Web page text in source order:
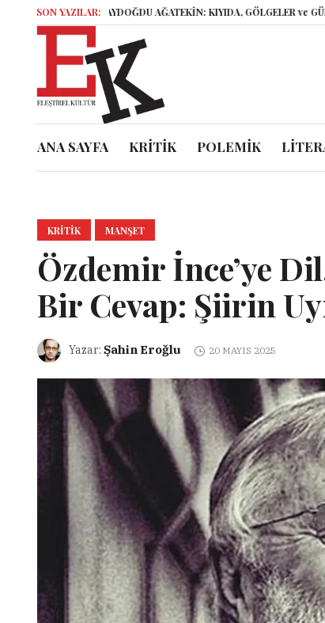
SON YAZILAR:
ELİF AYDOĞDU AĞATEKİN: KIYIDA, GÖLGELER ve GÜNLÜKLER
ANA SAYFA KRİTİK POLEMİK
KRITIK MANŞET
Özdemir İnce’ye
Bir Cevap: Şiirin
Yazar: Şahin Eroğlu 20 MAYIS 2025